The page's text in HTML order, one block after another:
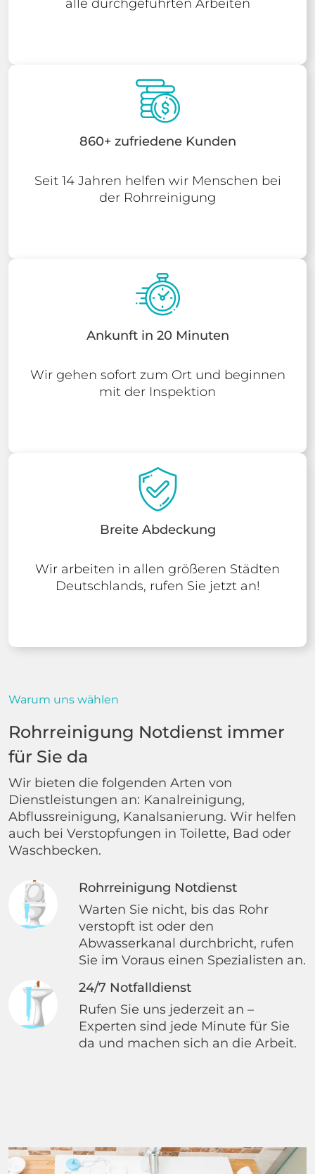
alle durchgeführten Arbeiten
860+ zufriedene Kunden
Seit 14 Jahren helfen wir Menschen bei
der Rohrreinigung
Ankunft in 20 Minuten
Wir gehen sofort zum Ort und beginnen
mit der Inspektion
Breite Abdeckung
Wir arbeiten in allen größeren Städten
Deutschlands, rufen Sie jetzt an!
Warum uns wählen
Rohrreinigung Notdienst immer
für Sie da
Wir bieten die folgenden Arten von
Dienstleistungen an: Kanalreinigung,
Abflussreinigung, Kanalsanierung. Wir helfen
auch bei Verstopfungen in Toilette, Bad oder
Waschbecken.
Rohrreinigung Notdienst
Warten Sie nicht, bis das Rohr
verstopft ist oder den
Abwasserkanal durchbricht, rufen
Sie im Voraus einen Spezialisten an.
24/7 Notfalldienst
Rufen Sie uns jederzeit an –
Experten sind jede Minute für Sie
da und machen sich an die Arbeit.